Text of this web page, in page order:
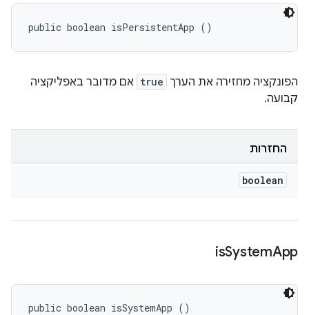
public boolean isPersistentApp ()
הפונקציה מחזירה את הערך true אם מדובר באפליקציה
קבועה.
החזרות
boolean
isSystemApp
public boolean isSystemApp ()